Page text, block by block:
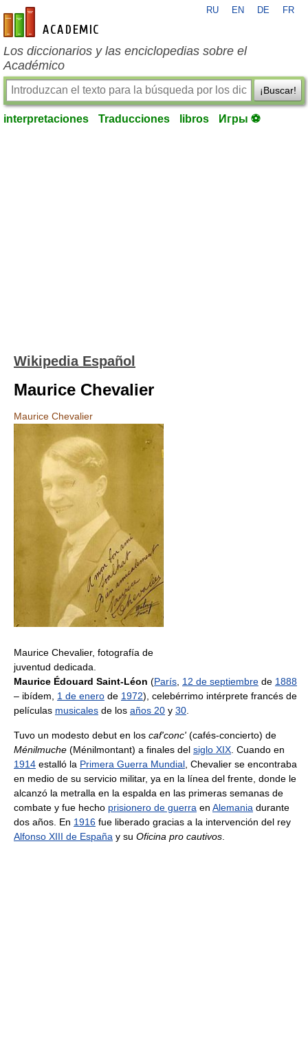
es-academic.com
RU EN DE FR
Los diccionarios y las enciclopedias sobre el
Académico
¡Buscar!
interpretaciones Traducciones libros Игры ⚽
Wikipedia Español
Maurice Chevalier
Maurice Chevalier
Maurice Chevalier, fotografía de
juventud dedicada.
Maurice Édouard Saint-Léon (París 12 de septiembre de 1888
– ibídem, 1 de enero de 1972), celebérrimo intérprete francés de
películas musicales de los años 20 y 30
Tuvo un modesto debut en los caf'conc' (cafés-concierto) de
Ménilmuche (Ménilmontant) a finales del siglo XIX . Cuando en
1914 estalló la Primera Guerra Mundial , Chevalier se encontraba
en medio de su servicio militar, ya en la línea del frente, donde le
alcanzó la metralla en la espalda en las primeras semanas de
combate y fue hecho prisionero de guerra en Alemania durante
dos años. En 1916 fue liberado gracias a la intervención del rey
Alfonso XIII de España y su Oficina pro cautivos